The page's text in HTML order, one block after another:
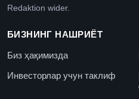
Redaktion wider.
БИЗНИНГ НАШРИЁТ
Биз ҳақимизда
Инвесторлар учун таклиф